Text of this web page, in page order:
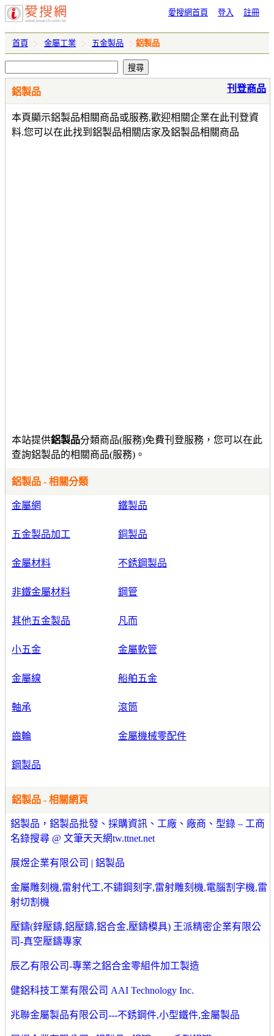
愛搜網首頁 登入 註冊
首頁 金屬工業 五金製品 鋁製品
鋁製品
本頁顯示鋁製品相關商品或服務,歡迎相關企業在此刊登資
料.您可以在此找到鋁製品相關店家及鋁製品相關商品
刊登商品
本站提供鋁製品分類商品(服務)免費刊登服務，您可以在此
查詢鋁製品的相關商品(服務)。
鋁製品 - 相關分類
金屬網 鐵製品
五金製品加工 銅製品
金屬材料 不銹鋼製品
非鐵金屬材料 鋼管
其他五金製品 凡而
小五金 金屬軟管
金屬線 船舶五金
軸承 滾筒
齒輪 金屬機械零配件
鋼製品
鋁製品 - 相關網頁
鋁製品，鋁製品批發、採購資訊、工廠、廠商、型錄 – 工商
名錄搜尋 @ 文筆天天網tw.ttnet.net
展煜企業有限公司 | 鋁製品
金屬雕刻機,雷射代工,不鏽鋼刻字,雷射雕刻機,電腦割字機,雷
射切割機
壓鑄(鋅壓鑄,鋁壓鑄,鋁合金,壓鑄模具) 王派精密企業有限公
司-真空壓鑄專家
辰乙有限公司-專業之鋁合金零組件加工製造
健鋁科技工業有限公司 AAI Technology Inc.
兆聯金屬製品有限公司---不銹鋼件,小型鐵件,金屬製品